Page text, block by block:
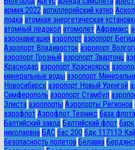
армия 2022 артиллерийский катер
лодка атомная энергетическая
атомный ледокол атомолет Афрамакс
аэронавигация аэропорт аэропорт
Аэропорт Владивосток аэропорт
аэропорт Грозный аэропорт Звартонц
Краснодар аэропорт Красноярск
минеральные воды аэропорт
Новосибирск аэропорт Новый Уренгой
Симферополь аэропорт Стамбул
Элиста аэропорты Аэропорты Регионов
аэрофлот Аэрофлот Техникс база флота
Балтийский завод Балтийский флот
николаевна БАС бас 200 бдк 11711Э
безопасность полетов Белавиа